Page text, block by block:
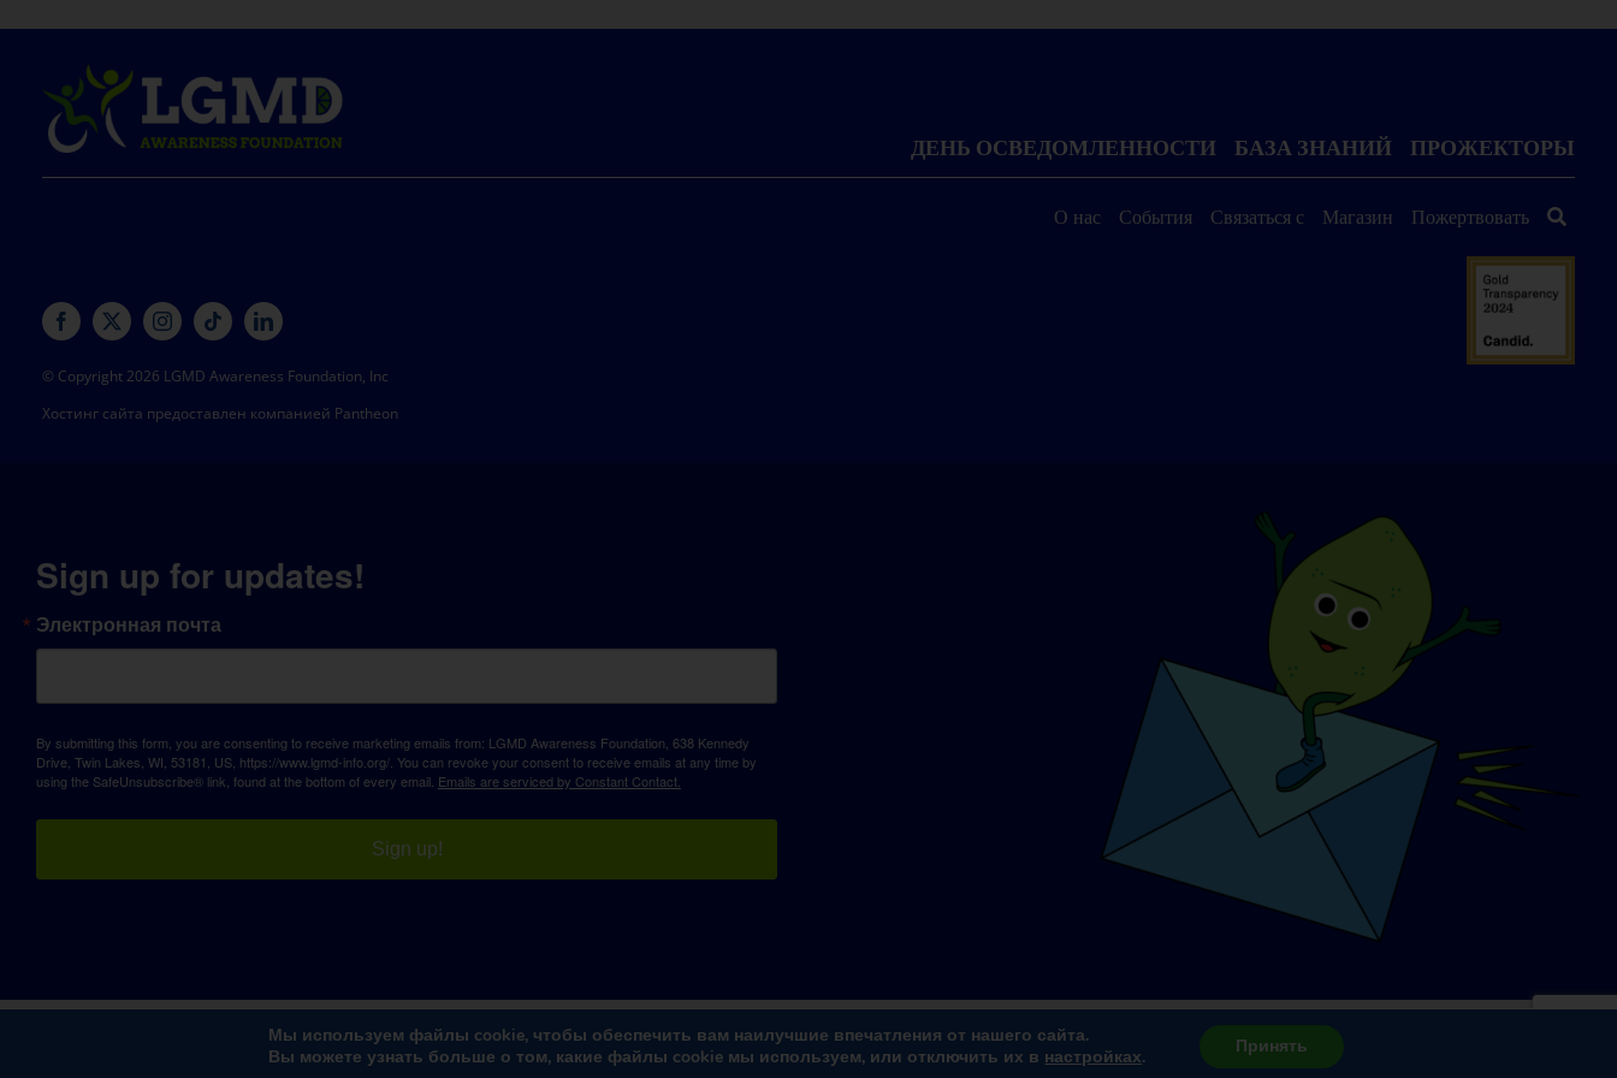
ДЕНЬ ОСВЕДОМЛЕННОСТИ БАЗА ЗНАНИЙ ПРОЖЕКТОРЫ
О нас События Связаться с Магазин Пожертвовать
© Copyright 2026 LGMD Awareness Foundation, Inc
Хостинг сайта предоставлен компанией Pantheon
Sign up for updates!
Электронная почта
By submitting this form, you are consenting to receive marketing emails from: LGMD Awareness Foundation, 638 Kennedy
Drive, Twin Lakes, WI, 53181, US, https://www.lgmd-info.org/. You can revoke your consent to receive emails at any time by
using the SafeUnsubscribe® link, found at the bottom of every email. Emails are serviced by Constant Contact.
Sign up!
Дизайн и разработка веб-сайтовнаДули и партнеры
Мы используем файлы cookie, чтобы обеспечить вам наилучшие впечатления от нашего сайта.
Вы можете узнать больше о том, какие файлы cookie мы используем, или отключить их в настройках. Принять